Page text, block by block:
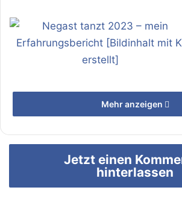
Negast tanzt 2023 – mein
[Bildinhalt mit KI erstellt]
Lassen Sie sich entführen in eine
Alkohol in Strömen fließt, Musik aus
Mehr anzeigen
Jetzt einen
hinterlassen